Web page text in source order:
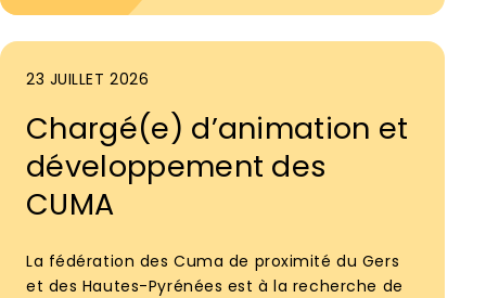
23 JUILLET 2026
Chargé(e) d’animation et
développement des
CUMA
La fédération des Cuma de proximité du Gers
et des Hautes-Pyrénées est à la recherche de